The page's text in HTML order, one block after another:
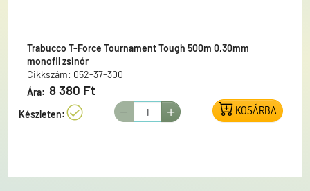
Trabucco T-Force Tournament Tough 500m 0,30mm
monofil zsinór
Cikkszám: 052-37-300
Ára: 8 380 Ft
Készleten: KOSÁRBA